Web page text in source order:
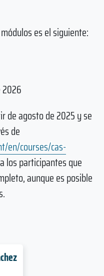
es el siguiente:
de agosto de 2025 y se
de
en/courses/cas-
los participantes que
aunque es posible